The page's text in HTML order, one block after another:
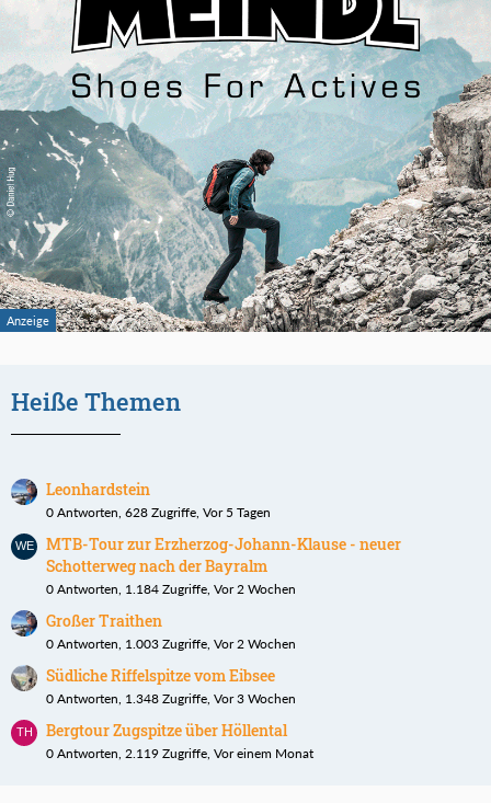
Heiße Themen
Leonhardstein
0 Antworten, 628 Zugriffe, Vor 5 Tagen
MTB-Tour zur Erzherzog-Johann-Klause - neuer
Schotterweg nach der Bayralm
0 Antworten, 1.184 Zugriffe, Vor 2 Wochen
Großer Traithen
0 Antworten, 1.003 Zugriffe, Vor 2 Wochen
Südliche Riffelspitze vom Eibsee
0 Antworten, 1.348 Zugriffe, Vor 3 Wochen
Bergtour Zugspitze über Höllental
0 Antworten, 2.119 Zugriffe, Vor einem Monat